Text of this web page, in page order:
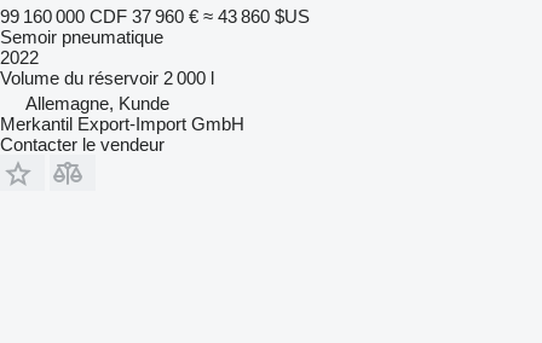
99 160 000 CDF 37 960 € ≈ 43 860 $US
Semoir pneumatique
2022
Volume du réservoir 2 000 l
Allemagne, Kunde
Merkantil Export-Import GmbH
Contacter le vendeur